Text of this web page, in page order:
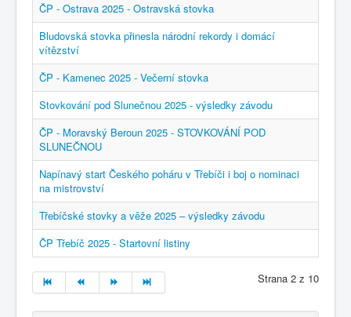
ČP - Ostrava 2025 - Ostravská stovka
Bludovská stovka přinesla národní rekordy i domácí
vítězství
ČP - Kamenec 2025 - Večerní stovka
Stovkování pod Slunečnou 2025 - výsledky závodu
ČP - Moravský Beroun 2025 - STOVKOVÁNÍ POD
SLUNEČNOU
Napínavý start Českého poháru v Třebíči i boj o nominaci
na mistrovství
Třebíčské stovky a věže 2025 – výsledky závodu
ČP Třebíč 2025 - Startovní listiny
Strana 2 z 10